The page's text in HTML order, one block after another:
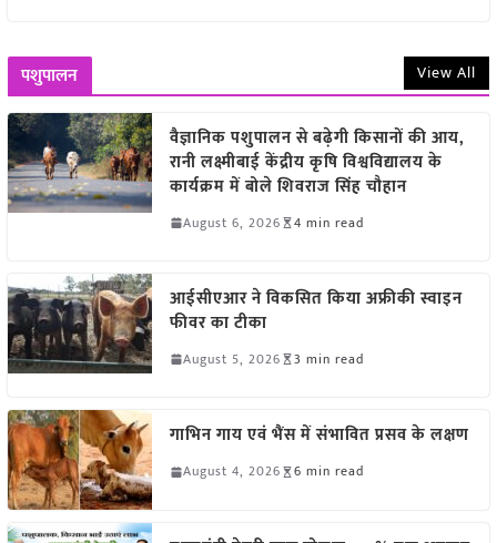
पशुपालन View All
वैज्ञानिक पशुपालन से बढ़ेगी किसानों की आय,
रानी लक्ष्मीबाई केंद्रीय कृषि विश्वविद्यालय के
कार्यक्रम में बोले शिवराज सिंह चौहान
August 6, 2026 4 min read
आईसीएआर ने विकसित किया अफ्रीकी स्वाइन
फीवर का टीका
August 5, 2026 3 min read
गाभिन गाय एवं भैंस में संभावित प्रसव के लक्षण
August 4, 2026 6 min read